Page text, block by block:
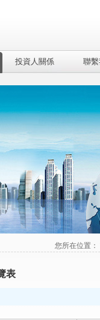
投資人關係 聯
您所在位置：
表